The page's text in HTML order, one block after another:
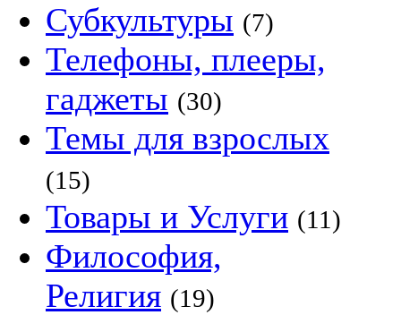
Субкультуры (7)
Телефоны, плееры,
гаджеты (30)
Темы для взрослых
(15)
Товары и Услуги (11)
Философия,
Религия (19)